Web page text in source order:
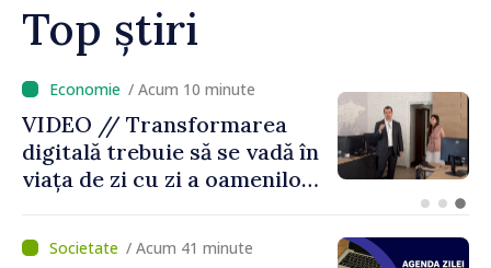
Top știri
/ Acum 5 minute
Guvernul intensifică
măsurile pentru a evita o
criză a apei în Chișinău
/ Acum 41 minute